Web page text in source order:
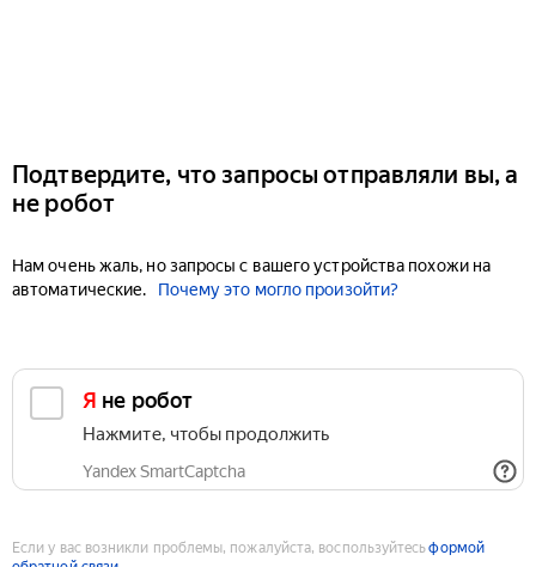
Подтвердите, что запросы отправляли вы, а
не робот
Нам очень жаль, но запросы с вашего устройства похожи на
автоматические.
Почему это могло произойти?
Я не робот
Нажмите, чтобы продолжить
Yandex SmartCaptcha
Если у вас возникли проблемы, пожалуйста, воспользуйтесьформой